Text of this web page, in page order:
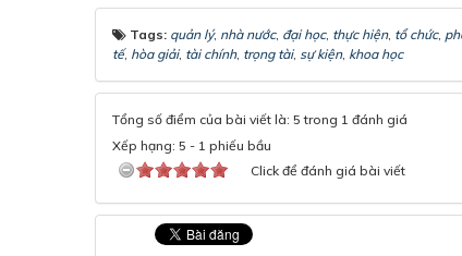
Tags: quản lý, nhà nước, đại học, thực hiện, tổ chức,
tế, hòa giải, tài chính, trọng tài, sự kiện, khoa học
Tổng số điểm của bài viết là: 5 trong 1 đánh giá
Xếp hạng: 5 - 1 phiếu bầu
Click để đánh giá bài viết